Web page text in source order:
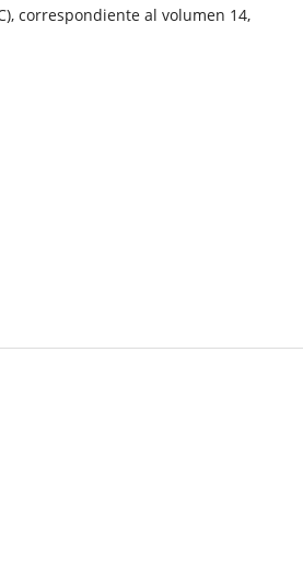
correspondiente al volumen 14,